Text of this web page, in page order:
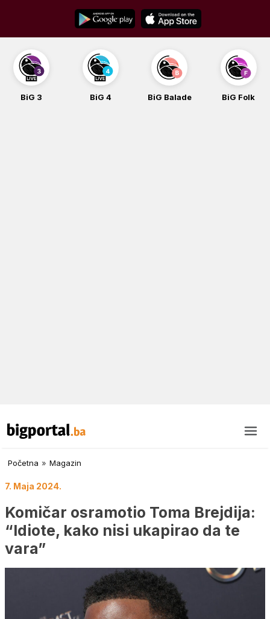
content
BiG 3 BiG 4 BiG Balade BiG Folk
Početna » Magazin
7. Maja 2024.
Komičar osramotio Toma Brejdija:
“Idiote, kako nisi ukapirao da te
vara”